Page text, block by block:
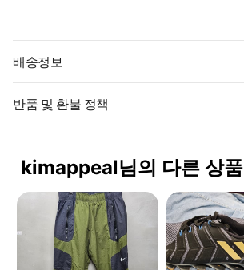
배송정보
반품 및 환불 정책
kimappeal님의 다른 상품